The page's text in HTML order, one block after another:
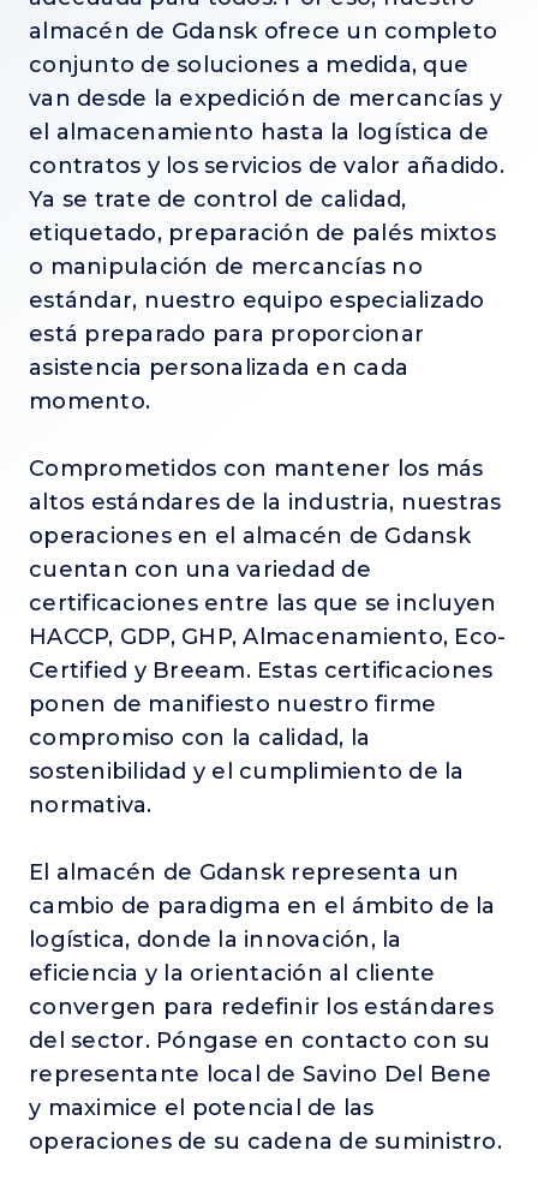
almacén de Gdansk ofrece un completo
conjunto de soluciones a medida, que
van desde la expedición de mercancías y
el almacenamiento hasta la logística de
contratos y los servicios de valor añadido.
Ya se trate de control de calidad,
etiquetado, preparación de palés mixtos
o manipulación de mercancías no
estándar, nuestro equipo especializado
está preparado para proporcionar
asistencia personalizada en cada
momento.
Comprometidos con mantener los más
altos estándares de la industria, nuestras
operaciones en el almacén de Gdansk
cuentan con una variedad de
certificaciones entre las que se incluyen
HACCP, GDP, GHP, Almacenamiento, Eco-
Certified y Breeam. Estas certificaciones
ponen de manifiesto nuestro firme
compromiso con la calidad, la
sostenibilidad y el cumplimiento de la
normativa.
El almacén de Gdansk representa un
cambio de paradigma en el ámbito de la
logística, donde la innovación, la
eficiencia y la orientación al cliente
convergen para redefinir los estándares
del sector. Póngase en contacto con su
representante local de Savino Del Bene
y maximice el potencial de las
operaciones de su cadena de suministro.